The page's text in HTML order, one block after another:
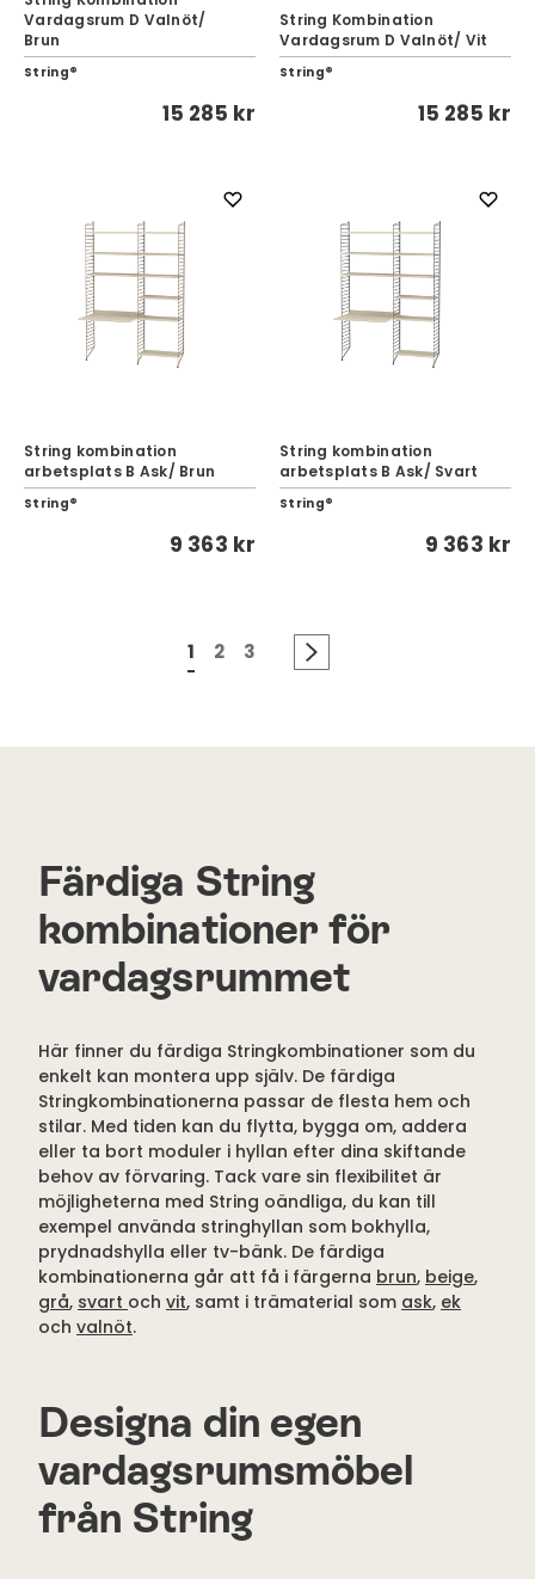
Vardagsrum D Valnöt/
Brun
String®
15 285 kr
String Kombination
Vardagsrum D Valnöt/ Vit
String®
15 285 kr
String kombination
arbetsplats B Ask/ Brun
String®
9 363 kr
String kombination
arbetsplats B Ask/ Svart
String®
9 363 kr
1 2 3
Färdiga String
kombinationer för
vardagsrummet
Här finner du färdiga Stringkombinationer som du
enkelt kan montera upp själv. De färdiga
Stringkombinationerna passar de flesta hem och
stilar. Med tiden kan du flytta, bygga om, addera
eller ta bort moduler i hyllan efter dina skiftande
behov av förvaring. Tack vare sin flexibilitet är
möjligheterna med String oändliga, du kan till
exempel använda stringhyllan som bokhylla,
prydnadshylla eller tv-bänk. De färdiga
kombinationerna går att få i färgerna brun, beige,
grå, svart och vit, samt i trämaterial som ask, ek
och valnöt.
Designa din egen
vardagsrumsmöbel
från String